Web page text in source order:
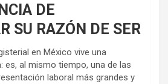
DE
SU RAZÓN DE SER
en México vive una
es, al mismo tiempo, una de las
laboral más grandes y